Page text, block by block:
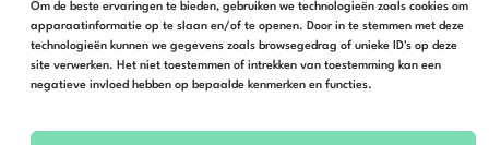
Om de beste ervaringen te bieden, gebruiken we technologieën zoals cookies om
apparaatinformatie op te slaan en/of te openen. Door in te stemmen met deze
technologieën kunnen we gegevens zoals browsegedrag of unieke ID's op deze
site verwerken. Het niet toestemmen of intrekken van toestemming kan een
negatieve invloed hebben op bepaalde kenmerken en functies.
Zaterdag Gesloten
Zondag Gesloten
+31 6 13 57 92 22 info@multimosaics.com